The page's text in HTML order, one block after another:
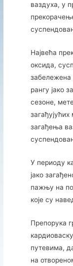
ваздуха, у
Највећа
оксида,
забележена
рангу јако
сезоне,
загађења
У периоду
јако
пажњу на
које су
Препорука
путевима,
на